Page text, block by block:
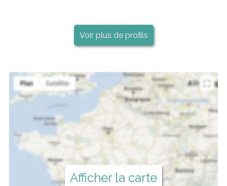
Voir plus de profils
Afficher la carte